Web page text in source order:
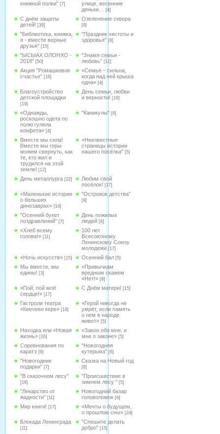
книжной полки" [7]
улице, весенние
деньки…
[4]
С днём защиты
детей! [39]
Озеленение сквера
[9]
"Библиотека, книжка,
я - вместе верные
друзья" [15]
"Праздник чистоты и
здоровья" [8]
"ЫСЫАХ ОЛОНХО -
2018" [50]
"Знамя семьи -
любовь" [12]
Акция "Ромашковое
счастье" [16]
«Семья – сильна,
когда над ней крыша
одна» [4]
Благоустройство
детской площадки
[19]
День семьи, любви
и верности! [19]
«Однажды,
роскошно одета по
полю гуляла
конфета» [4]
"Каникулы" [8]
Вместе мы сила!
Вместе мы горы
можем свернуть, как
те, кто жил и
трудился на этой
земле! [12]
«Неизвестные
страницы истории
нашего посёлка" [5]
День металлурга [22]
Любим свой
посёлок! [17]
«Маленькие истории
о больших
динозаврах» [14]
"Островок детства"
[9]
"Осенний букет
поздравлений" [7]
День пожилых
людей [8]
«Хлеб всему
голова!» [11]
100 лет
Всесоюзному
Ленинскому Союзу
молодежи [17]
«Ночь искусств» [15] Осенний бал [5]
Мы вместе, мы
едины! [3]
«Привычкам
вредным скажем
«Нет!» [8]
«Пой, пой моё
сердце!» [17]
С Днём матери! [15]
Гастроли театра
«Кеечеен кере» [18]
«Герой никогда не
умрёт, если память
о нем в народе
живет» [5]
Находка или «Новая
жизнь» [16]
«Закон обо мне, и
мне о законе» [5]
Соревнования по
каратэ [6]
"Новогодняя
кутерьма" [6]
"Новогодние
подарки" [7]
Сказка на Новый год
[8]
"В сказочном лесу"
[18]
"Происшествие в
зимнем лесу " [5]
"Лекарство от
жадности" [11]
Новогодний базар
головоломок [6]
Мир книги! [17]
«Мечты о будущем,
о прошлом сны» [24]
Блокада Ленинграда
[11]
"Спешите делать
добро" [15]